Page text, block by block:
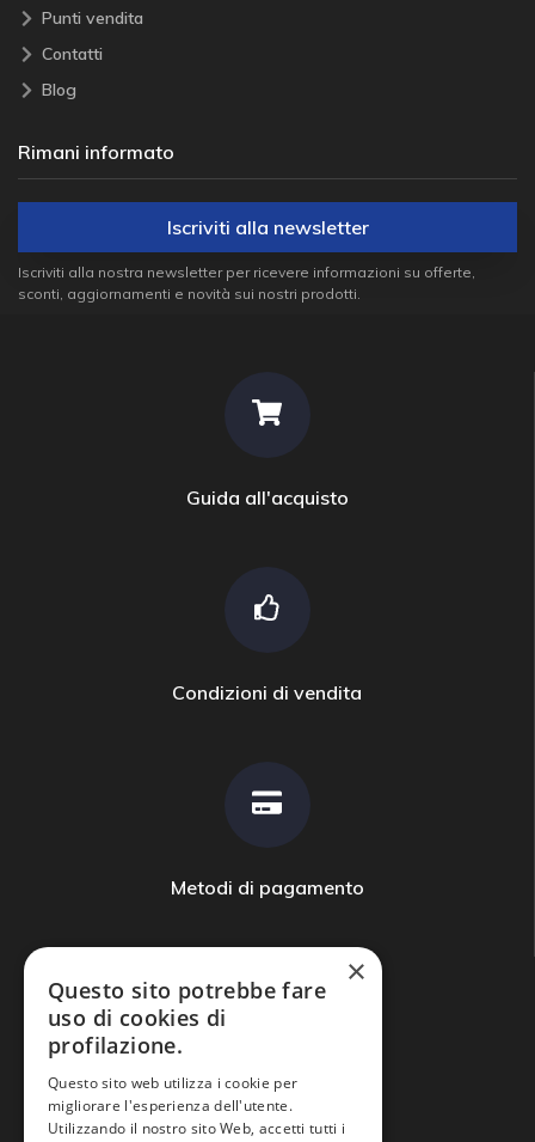
Punti vendita
Contatti
Blog
Rimani informato
Iscriviti alla newsletter
Iscriviti alla nostra newsletter per ricevere informazioni su offerte,
sconti, aggiornamenti e novità sui nostri prodotti.
Guida all'acquisto
Condizioni di vendita
Metodi di pagamento
Domande frequenti
×
Questo sito potrebbe fare
uso di cookies di
profilazione.
Questo sito web utilizza i cookie per
migliorare l'esperienza dell'utente.
Utilizzando il nostro sito Web, accetti tutti i